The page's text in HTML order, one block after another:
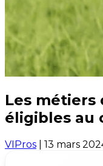
Les métiers
éligibles au
VIPros 13 mars